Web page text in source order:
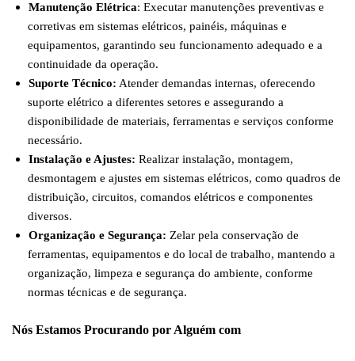
Manutenção Elétrica: Executar manutenções preventivas e
corretivas em sistemas elétricos, painéis, máquinas e
equipamentos, garantindo seu funcionamento adequado e a
continuidade da operação.
Suporte Técnico: Atender demandas internas, oferecendo
suporte elétrico a diferentes setores e assegurando a
disponibilidade de materiais, ferramentas e serviços conforme
necessário.
Instalação e Ajustes: Realizar instalação, montagem,
desmontagem e ajustes em sistemas elétricos, como quadros de
distribuição, circuitos, comandos elétricos e componentes
diversos.
Organização e Segurança: Zelar pela conservação de
ferramentas, equipamentos e do local de trabalho, mantendo a
organização, limpeza e segurança do ambiente, conforme
normas técnicas e de segurança.
Nós Estamos Procurando por Alguém com